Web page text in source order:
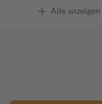
Alle anzeigen